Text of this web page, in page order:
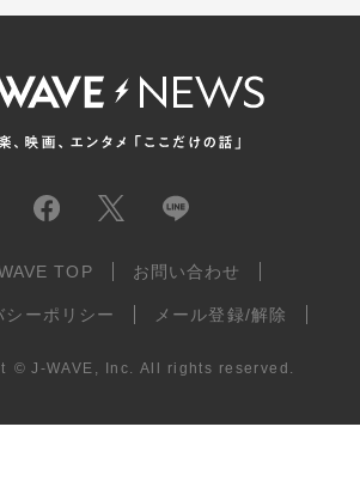
TOP お問い合わせ
シーポリシー メール登録/解除
© J-WAVE, Inc. All rights reserved.